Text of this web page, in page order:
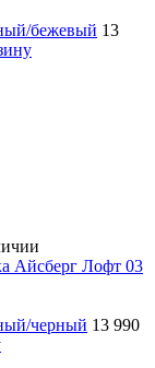
бежевый 13
черный 13 990